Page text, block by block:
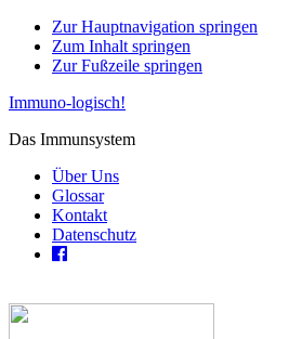
Zur Hauptnavigation springen
Zum Inhalt springen
Zur Fußzeile springen
Immuno-logisch!
Das Immunsystem
Über Uns
Glossar
Kontakt
Datenschutz